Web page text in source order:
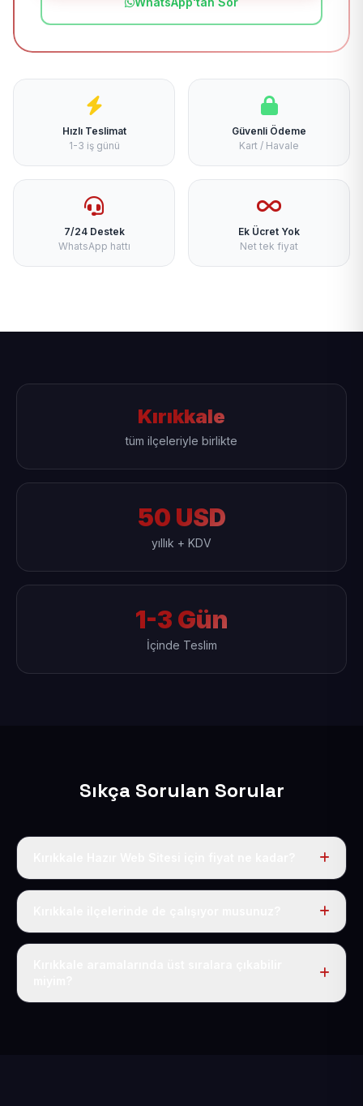
Hızlı Teslimat
1-3 iş günü
Güvenli Ödeme
Kart / Havale
7/24 Destek
WhatsApp hattı
Ek Ücret Yok
Net tek fiyat
Kırıkkale
tüm ilçeleriyle birlikte
50 USD
yıllık + KDV
1-3 Gün
İçinde Teslim
Sıkça Sorulan Sorular
Kırıkkale dahil Türkiye’nin her yerinde geçerli yıllık tek
Elbette; Kırıkkale iline bağlı bütün ilçelere uzaktan ve